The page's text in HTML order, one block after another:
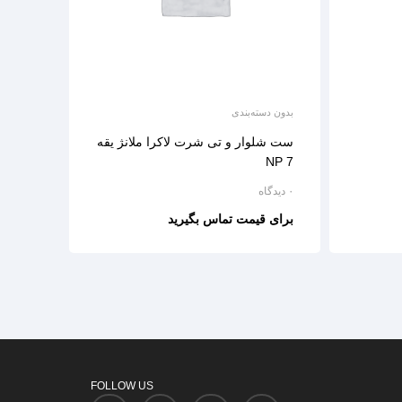
بدون دسته‌بندی
ست شلوار و تی شرت لاکرا ملانژ یقه
7 NP
۰ دیدگاه
برای قیمت تماس بگیرید
FOLLOW US